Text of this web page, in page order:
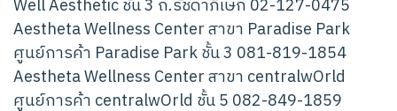
Well Aesthetic ชั้น 3 ถ.รัชดาภิเษก 02-127-0475
Aestheta Wellness Center สาขา Paradise Park
ศูนย์การค้า Paradise Park ชั้น 3 081-819-1854
Aestheta Wellness Center สาขา centralwOrld
ศูนย์การค้า centralwOrld ชั้น 5 082-849-1859